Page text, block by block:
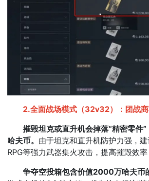
2.全面战场模式（32v32）：团战商
摧毁坦克或直升机会掉落“精密零件
哈夫币。 由于坦克和直升机防护力强，
RPG等强力武器集火攻击，提高摧毁效率
争夺空投箱包含价值2000万哈夫币